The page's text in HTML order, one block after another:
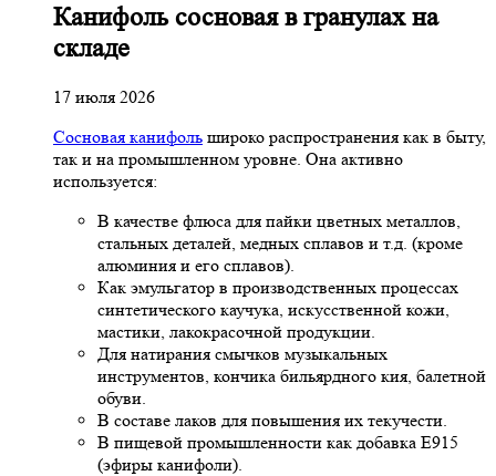
Канифоль сосновая в гранулах на
складе
17 июля 2026
Сосновая канифоль широко распространения как в быту,
так и на промышленном уровне. Она активно
используется:
В качестве флюса для пайки цветных металлов,
стальных деталей, медных сплавов и т.д. (кроме
алюминия и его сплавов).
Как эмульгатор в производственных процессах
синтетического каучука, искусственной кожи,
мастики, лакокрасочной продукции.
Для натирания смычков музыкальных
инструментов, кончика бильярдного кия, балетной
обуви.
В составе лаков для повышения их текучести.
В пищевой промышленности как добавка Е915
(эфиры канифоли).